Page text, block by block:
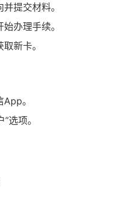
提交材料。
办理手续。
新卡。
。
选项。